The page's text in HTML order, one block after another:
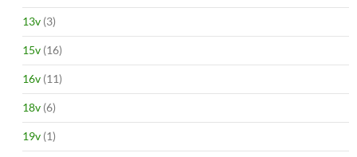
13v (3)
15v (16)
16v (11)
18v (6)
19v (1)